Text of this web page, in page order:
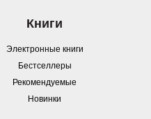
Книги
Электронные книги
Бестселлеры
Рекомендуемые
Новинки